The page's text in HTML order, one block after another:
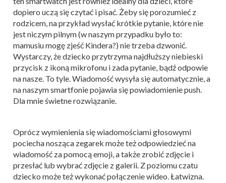
dopiero uczą się czytać i pisać. Żeby się porozumieć z
rodzicem, na przykład wysłać krótkie pytanie, które nie
jest niczym pilnym (w naszym przypadku było to:
mamusiu mogę zjeść Kindera?) nie trzeba dzwonić.
Wystarczy, że dziecko przytrzyma najdłuższy niebieski
przycisk z ikoną mikrofonu i zada pytanie, bądź odpowie
na nasze. To tyle. Wiadomość wysyła się automatycznie, a
na naszym smartfonie pojawia się powiadomienie push.
Dla mnie świetne rozwiązanie.
Oprócz wymienienia się wiadomościami głosowymi
pociecha nosząca zegarek może też odpowiedzieć na
wiadomość za pomocą emoji, a także zrobić zdjęcie i
przesłać lub wybrać zdjęcie z galerii. Z poziomu czatu
dziecko może też wykonać połączenie wideo. Łatwizna.